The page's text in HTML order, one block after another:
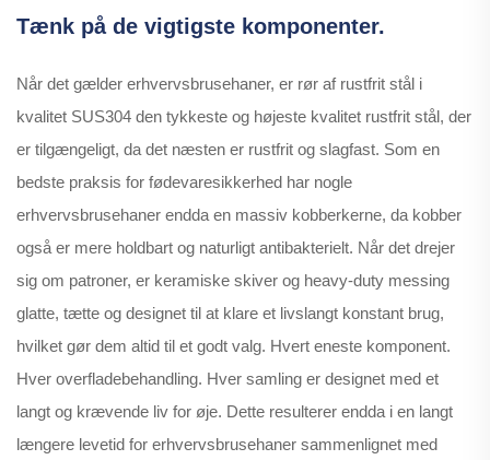
Tænk på de vigtigste komponenter.
Når det gælder erhvervsbrusehaner, er rør af rustfrit stål i
kvalitet SUS304 den tykkeste og højeste kvalitet rustfrit stål, der
er tilgængeligt, da det næsten er rustfrit og slagfast. Som en
bedste praksis for fødevaresikkerhed har nogle
erhvervsbrusehaner endda en massiv kobberkerne, da kobber
også er mere holdbart og naturligt antibakterielt. Når det drejer
sig om patroner, er keramiske skiver og heavy-duty messing
glatte, tætte og designet til at klare et livslangt konstant brug,
hvilket gør dem altid til et godt valg. Hvert eneste komponent.
Hver overfladebehandling. Hver samling er designet med et
langt og krævende liv for øje. Dette resulterer endda i en langt
længere levetid for erhvervsbrusehaner sammenlignet med